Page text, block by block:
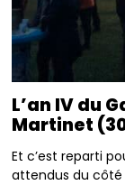
L’an IV du
Martinet
Et c’est reparti
attendus du côté